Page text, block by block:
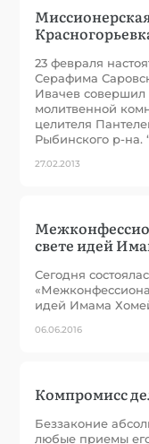
23 февраля
Серафима
Ивачев совершил
молитвенной
целителя
Рыбинского р-на.
27.02.2013
свете идей
Сегодня
идей Имама
06.06.2016
Компромисс
Беззаконие
любые приемы